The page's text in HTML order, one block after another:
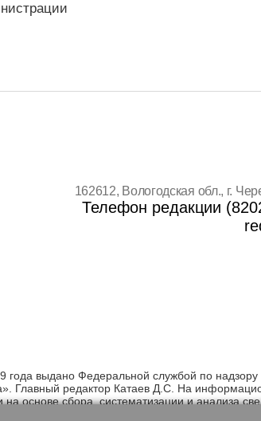
162612, Вологодская обл., г.
Телефон редакции
выдано Федеральной службой по надзору
Главный редактор Катаев Д.С. На
основе сбора, систематизации и анализа